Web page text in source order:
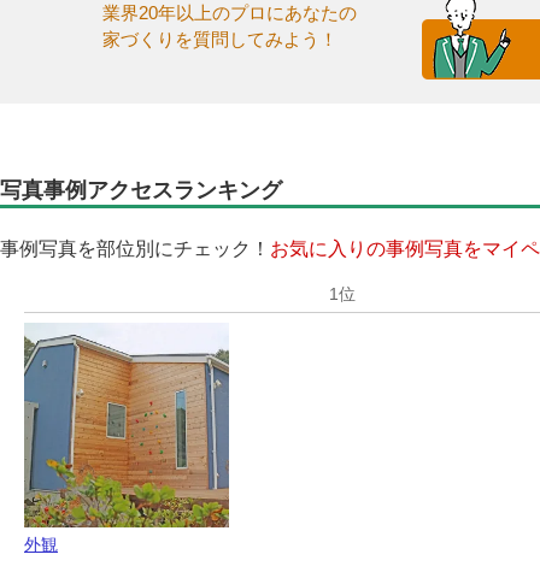
業界20年以上のプロにあなたの
家づくりを質問してみよう！
写真事例アクセスランキング
事例写真を部位別にチェック！ お気に入りの事例写真をマイ
外観